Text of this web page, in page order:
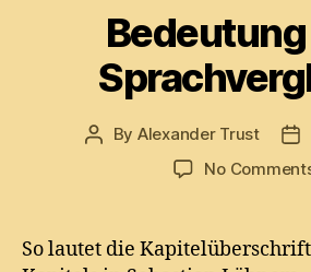
Post
By Alexander Trust
No
So lautet die